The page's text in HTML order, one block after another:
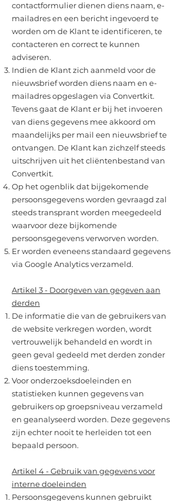
contactformulier dienen diens naam, e-
mailadres en een bericht ingevoerd te
worden om de Klant te identificeren, te
contacteren en correct te kunnen
adviseren.
Indien de Klant zich aanmeld voor de
nieuwsbrief worden diens naam en e-
mailadres opgeslagen via Convertkit.
Tevens gaat de Klant er bij het invoeren
van diens gegevens mee akkoord om
maandelijks per mail een nieuwsbrief te
ontvangen. De Klant kan zichzelf steeds
uitschrijven uit het cliëntenbestand van
Convertkit.
Op het ogenblik dat bijgekomende
persoonsgegevens worden gevraagd zal
steeds transprant worden meegedeeld
waarvoor deze bijkomende
persoonsgegevens verworven worden.
Er worden eveneens standaard gegevens
via Google Analytics verzameld.
Artikel 3 - Doorgeven van gegeven aan
derden
De informatie die van de gebruikers van
de website verkregen worden, wordt
vertrouwelijk behandeld en wordt in
geen geval gedeeld met derden zonder
diens toestemming.
Voor onderzoeksdoeleinden en
statistieken kunnen gegevens van
gebruikers op groepsniveau verzameld
en geanalyseerd worden. Deze gegevens
zijn echter nooit te herleiden tot een
bepaald persoon.
Artikel 4 - Gebruik van gegevens voor
interne doeleinden
Persoonsgegevens kunnen gebruikt